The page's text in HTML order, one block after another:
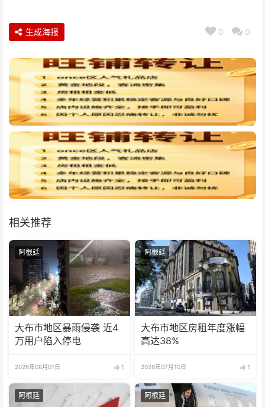
0 0
生成海报
相关推荐
阿根廷
大布市地区暴雨侵袭 近4
万用户陷入停电
2026年08月01日 1
阿根廷
大布市地区房租年度涨幅
高达38%
2026年07月10日 1
阿根廷 阿根廷